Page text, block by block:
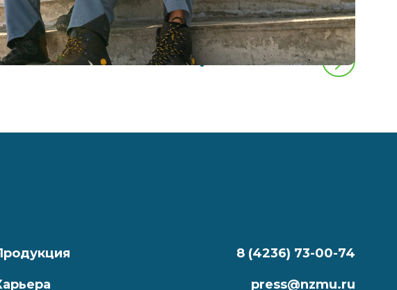
следующая новость
8 (4236) 73-00-74
press@nzmu.ru